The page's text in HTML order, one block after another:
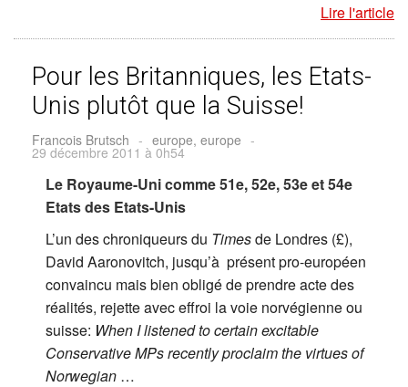
Lire l'article
Pour les Britanniques, les Etats-
Unis plutôt que la Suisse!
Francois Brutsch - europe, europe -
29 décembre 2011 à 0h54
Le Royaume-Uni comme 51e, 52e, 53e et 54e
Etats des Etats-Unis
L’un des chroniqueurs du Timesde Londres (£),
David Aaronovitch, jusqu’à présent pro-européen
convaincu mais bien obligé de prendre acte des
réalités, rejette avec effroi la voie norvégienne ou
suisse: When I listened to certain excitable
Conservative MPs recently proclaim the virtues of
Norwegian …